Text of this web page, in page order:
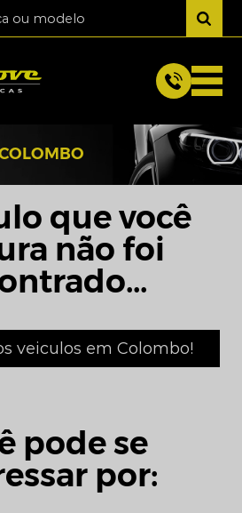
que você
não foi
veiculos em Colombo!
pode se
por: